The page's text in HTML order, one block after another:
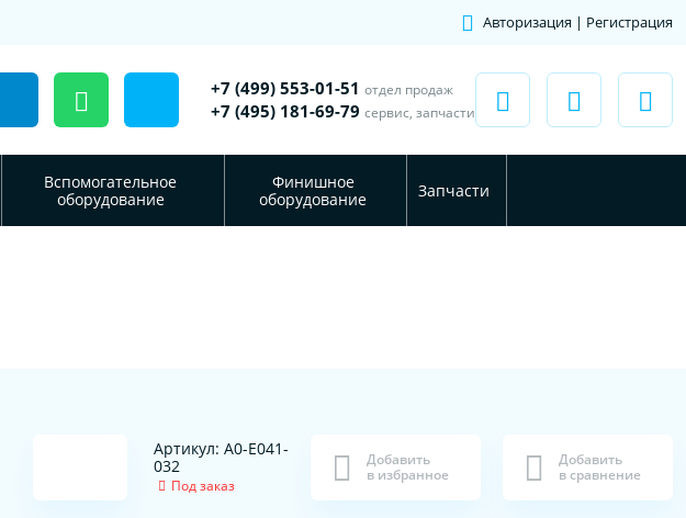
Авторизация | Регистрация
+7 (499) 553-01-51 отдел продаж
+7 (495) 181-69-79 сервис, запчасти
Вспомогательное
оборудование
Финишное
оборудование
Запчасти
Артикул: A0-E041-
032
Под заказ
Добавить
в избранное
Добавить
в сравнение